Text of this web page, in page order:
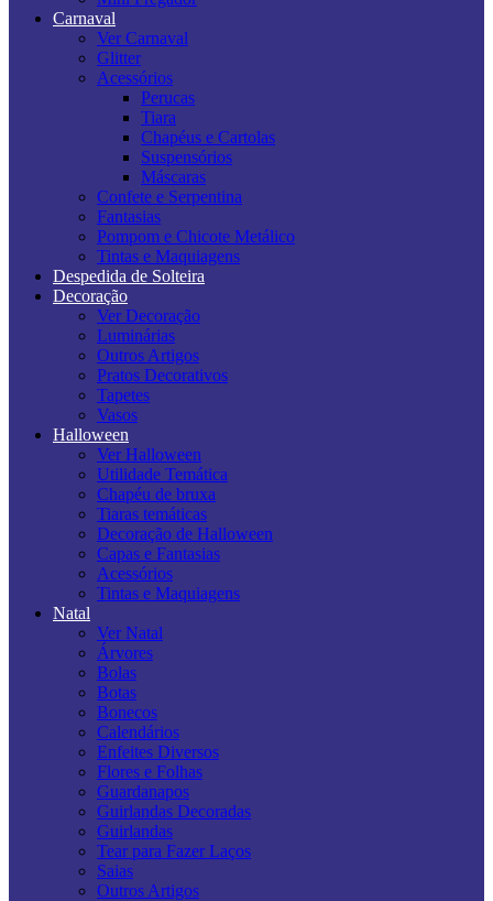
Carnaval
Ver Carnaval
Glitter
Acessórios
Perucas
Tiara
Chapéus e Cartolas
Suspensórios
Máscaras
Confete e Serpentina
Fantasias
Pompom e Chicote Metálico
Tintas e Maquiagens
Despedida de Solteira
Decoração
Ver Decoração
Luminárias
Outros Artigos
Pratos Decorativos
Tapetes
Vasos
Halloween
Ver Halloween
Utilidade Temática
Chapéu de bruxa
Tiaras temáticas
Decoração de Halloween
Capas e Fantasias
Acessórios
Tintas e Maquiagens
Natal
Ver Natal
Árvores
Bolas
Botas
Bonecos
Calendários
Enfeites Diversos
Flores e Folhas
Guardanapos
Guirlandas Decoradas
Guirlandas
Tear para Fazer Laços
Saias
Outros Artigos